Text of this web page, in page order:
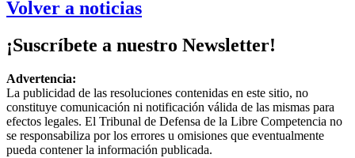
Volver a noticias
¡Suscríbete a nuestro Newsletter!
Advertencia:
La publicidad de las resoluciones contenidas en este sitio, no
constituye comunicación ni notificación válida de las mismas para
efectos legales. El Tribunal de Defensa de la Libre Competencia no
se responsabiliza por los errores u omisiones que eventualmente
pueda contener la información publicada.